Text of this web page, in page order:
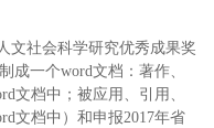
文社会科学研究优秀成果奖
成一个word文档：著作、
文档中；被应用、引用、
文档中）和申报2017年省